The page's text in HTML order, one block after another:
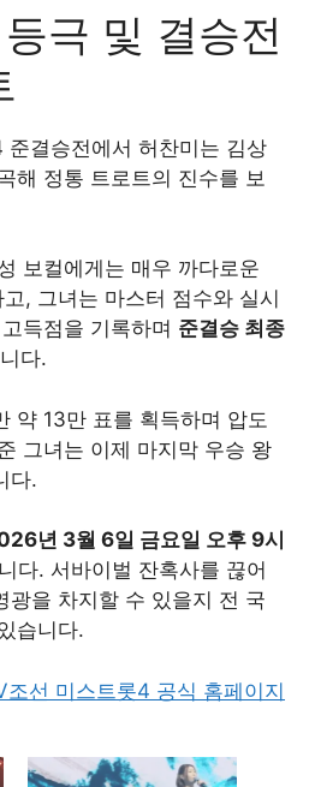
극 및 결승전
준결승전에서 허찬미는 김상
해 정통 트로트의 진수를 보
보컬에게는 매우 까다로운
, 그녀는 마스터 점수와 실시
득점을 기록하며 준결승 최종
다.
약 13만 표를 획득하며 압도
그녀는 이제 마지막 우승 왕
다.
년 3월 6일 금요일 오후 9시
다. 서바이벌 잔혹사를 끊어
광을 차지할 수 있을지 전 국
습니다.
조선 미스트롯4 공식 홈페이지